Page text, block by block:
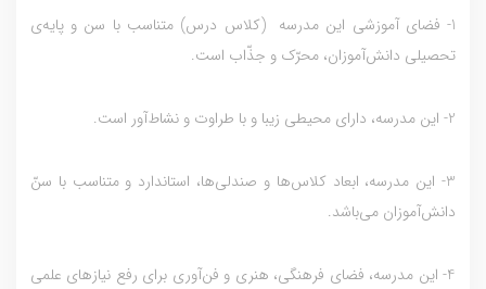
1- فضاي آموزشي این مدرسه (کلاس درس) متناسب با سن و پايه‌ي
تحصيلي دانش‌آموزان، محرّک و جذّاب است.
2- این مدرسه، داراي محيطي زيبا و با طراوت و نشاط‌آور است.
3- این مدرسه، ابعاد کلاس‌ها و صندلي‌ها، استاندارد و متناسب با سنّ
دانش‌آموزان مي‌باشد.
4- این مدرسه، فضاي فرهنگي، هنري و فن‌آوري براي رفع نيازهاي علمي